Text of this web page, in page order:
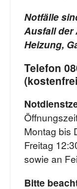
Notfälle
Ausfall der
Heizung,
Telefon
Montag bis
Freitag
sowie an
Bitte